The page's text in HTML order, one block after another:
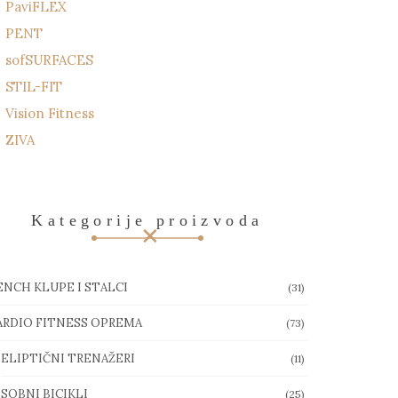
PaviFLEX
PENT
sofSURFACES
STIL-FIT
Vision Fitness
ZIVA
Kategorije proizvoda
KLUPE I STALCI (31)
FITNESS OPREMA (73)
ELIPTIČNI TRENAŽERI (11)
SOBNI BICIKLI (25)